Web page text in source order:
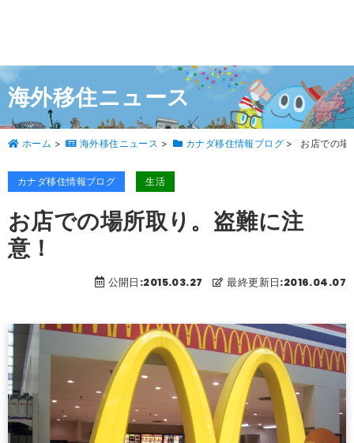
海外移住ニュース
ホーム > 海外移住ニュース > カナダ移住情報ブログ > お店での場
カナダ移住情報ブログ 生活
お店での場所取り。盗難に注
意！
公開日:2015.03.27 最終更新日:2016.04.07